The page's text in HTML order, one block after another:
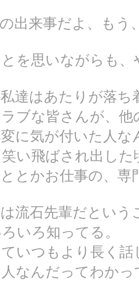
出来事だよ、もう
を思いながらも、
達はあたりが落ち
ブな皆さんが、他
に気が付いた人
い飛ばされ出し
とかお仕事の、専
流石先輩だという
いろ知ってる。
いつもより長く話
なんだってわか